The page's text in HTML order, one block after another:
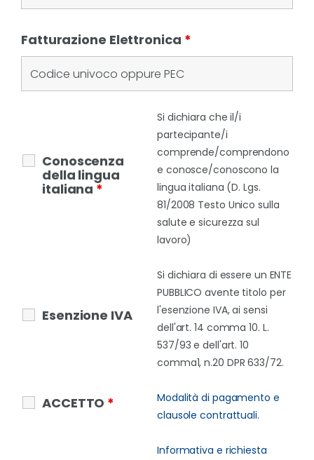
Fatturazione Elettronica *
Conoscenza
della lingua
italiana *
Si dichiara che il/i
partecipante/i
comprende/comprendono
e conosce/conoscono la
lingua italiana (D. Lgs.
81/2008 Testo Unico sulla
salute e sicurezza sul
lavoro)
Esenzione IVA
Si dichiara di essere un ENTE
PUBBLICO avente titolo per
l'esenzione IVA, ai sensi
dell'art. 14 comma 10. L.
537/93 e dell'art. 10
comma1, n.20 DPR 633/72.
ACCETTO *
Modalità di pagamento e
clausole contrattuali.
Informativa e richiesta